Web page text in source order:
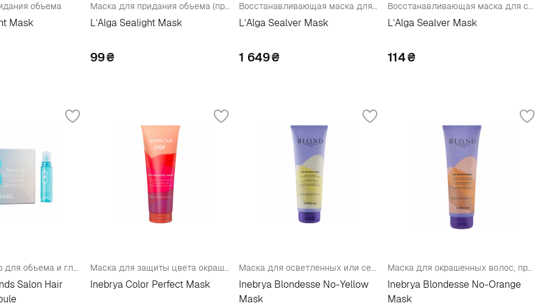
объема
Mask
Маска для придания объема (пробник)
L’Alga Sealight Mask
99₴
Восстанавливающая маска для светлых волос
L’Alga Sealver Mask
1 649₴
Восстанавливающая маска для светлых волос (пробник)
L’Alga Sealver Mask
114₴
Маска-филлер для объема и гладкости волос
Salon Hair
Маска для защиты цвета окрашенных волос
Inebrya Color Perfect Mask
Маска для осветленных или седых волос
Inebrya Blondesse No-Yellow
Mask
Маска для окрашенных волос, против оранжевого цвета
Inebrya Blondesse No-Orange
Mask